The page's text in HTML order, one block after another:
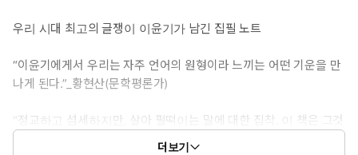
우리 시대 최고의 글쟁이 이윤기가 남긴 집필 노트
“이윤기에게서 우리는 자주 언어의 원형이라 느끼는 어떤 기운을 만
나게 된다.”_황현산(문학평론가)
“정교하고 섬세하지만, 살아 펄떡이는 말에 대한 집착. 이 책은 그것
을 다시 일깨운다.” _이다희(번역가)
더보기